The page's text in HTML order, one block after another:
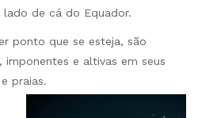
de cá do Equador.
ponto que se esteja, são
imponentes e altivas em seus
praias.